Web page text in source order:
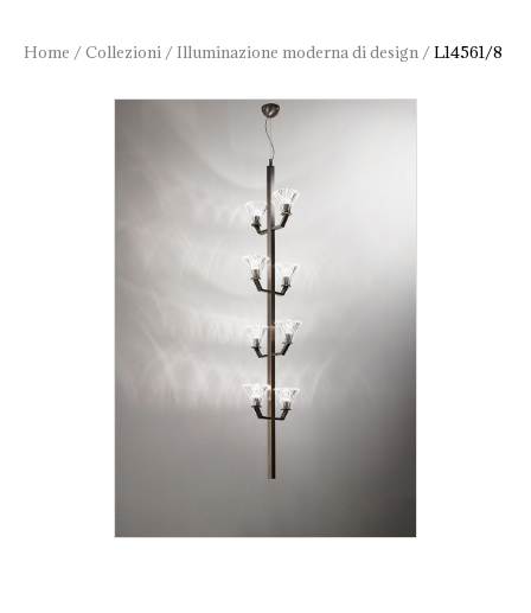
Home /Collezioni /Illuminazione moderna di design /L14561/8